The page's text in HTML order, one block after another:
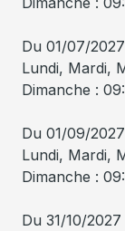
Du 01/07/
Lundi, Mardi,
Dimanche :
Du 01/09/
Lundi, Mardi,
Dimanche :
Du 31/10/2027